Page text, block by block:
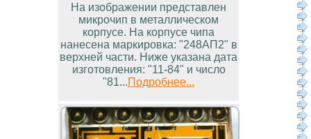
На изображении представлен
микрочип в металлическом
корпусе. На корпусе чипа
нанесена маркировка: "248АП2" в
верхней части. Ниже указана дата
изготовления: "11-84" и число
"81...Подробнее...